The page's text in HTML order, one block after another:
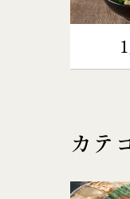
カテ